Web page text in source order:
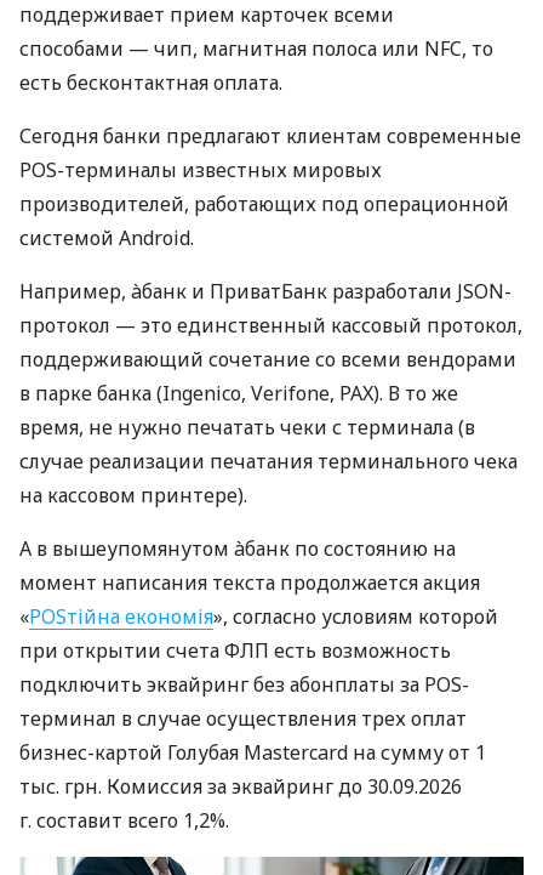
поддерживает прием карточек всеми
способами — чип, магнитная полоса или NFC, то
есть бесконтактная оплата.
Сегодня банки предлагают клиентам современные
POS-терминалы известных мировых
производителей, работающих под операционной
системой Android.
Например, àбанк и ПриватБанк разработали JSON-
протокол — это единственный кассовый протокол,
поддерживающий сочетание со всеми вендорами
в парке банка (Ingenico, Verifone, PAX). В то же
время, не нужно печатать чеки с терминала (в
случае реализации печатания терминального чека
на кассовом принтере).
А в вышеупомянутом àбанк по состоянию на
момент написания текста продолжается акция
«POSтійна економія», согласно условиям которой
при открытии счета ФЛП есть возможность
подключить эквайринг без абонплаты за POS-
терминал в случае осуществления трех оплат
бизнес-картой Голубая Mastercard на сумму от 1
тыс. грн. Комиссия за эквайринг до 30.09.2026
г. составит всего 1,2%.